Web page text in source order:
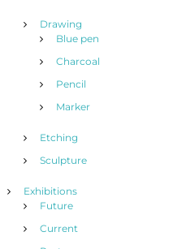
Drawing
Blue pen
Charcoal
Pencil
Marker
Etching
Sculpture
Exhibitions
Future
Current